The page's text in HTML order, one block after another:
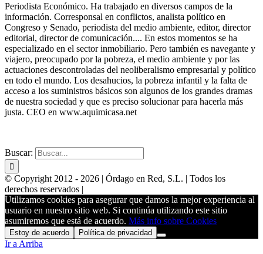
Periodista Económico. Ha trabajado en diversos campos de la
información. Corresponsal en conflictos, analista político en
Congreso y Senado, periodista del medio ambiente, editor, director
editorial, director de comunicación.... En estos momentos se ha
especializado en el sector inmobiliario. Pero también es navegante y
viajero, preocupado por la pobreza, el medio ambiente y por las
actuaciones descontroladas del neoliberalismo empresarial y político
en todo el mundo. Los desahucios, la pobreza infantil y la falta de
acceso a los suministros básicos son algunos de los grandes dramas
de nuestra sociedad y que es preciso solucionar para hacerla más
justa. CEO en www.aquimicasa.net
Buscar:
© Copyright 2012 - 2026 | Órdago en Red, S.L. | Todos los
derechos reservados |
Utilizamos cookies para asegurar que damos la mejor experiencia al
usuario en nuestro sitio web. Si continúa utilizando este sitio
asumiremos que está de acuerdo. Más info sobre Cookies
Estoy de acuerdo Política de privacidad
Ir a Arriba